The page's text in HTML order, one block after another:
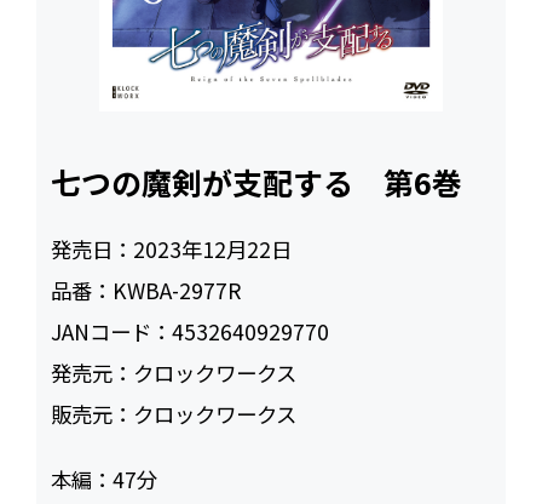
七つの魔剣が支配する 第6巻
発売日： 2023年12月22日
品番： KWBA-2977R
JANコード：4532640929770
発売元： クロックワークス
販売元： クロックワークス
本編：47